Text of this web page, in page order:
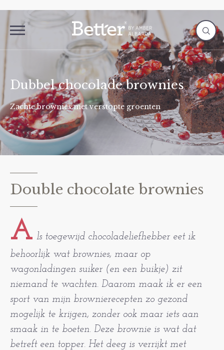
Dubbel chocolade brownies
Zachte brownies met verstopte groenten
Double chocolate brownies
A ls toegewijd chocoladeliefhebber eet ik
behoorlijk wat brownies, maar op
wagonladingen suiker (en een buikje) zit
niemand te wachten. Daarom maak ik er een
sport van mijn brownierecepten zo gezond
mogelijk te krijgen, zonder ook maar iets aan
smaak in te boeten. Deze brownie is wat dat
betreft een topper. Het deeg is verrijkt met